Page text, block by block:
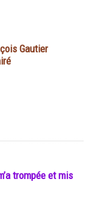
Gautier
trompée et mis